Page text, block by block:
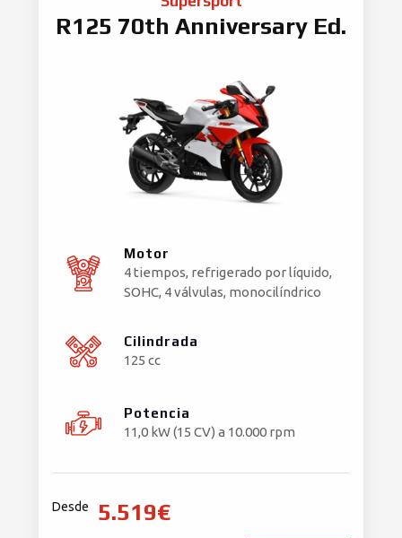
R125 70th Anniversary Ed.
Motor
4 tiempos, refrigerado por líquido,
SOHC, 4 válvulas, monocilíndrico
Cilindrada
125 cc
Potencia
11,0 kW (15 CV) a 10.000 rpm
Desde 5.519€